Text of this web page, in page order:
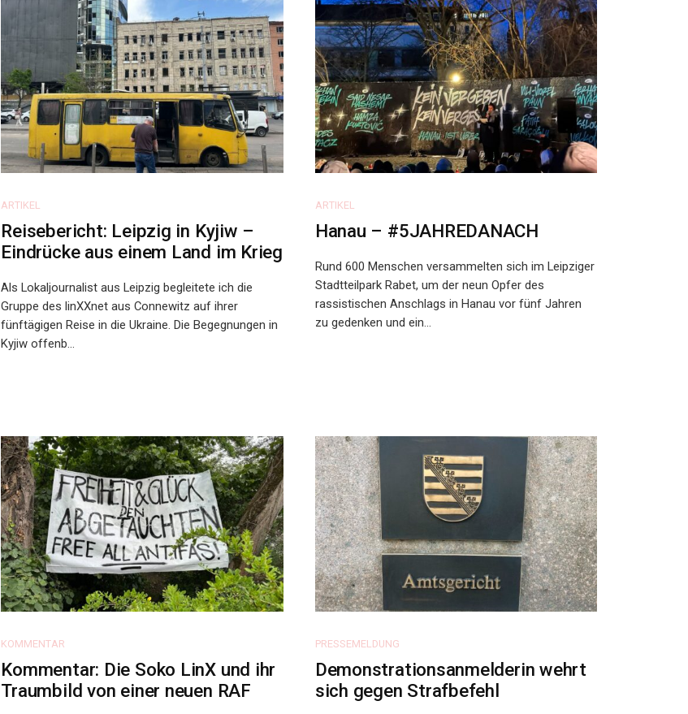
ARTIKEL
Reisebericht: Leipzig in Kyjiw –
Eindrücke aus einem Land im Krieg
Als Lokaljournalist aus Leipzig begleitete ich die
Gruppe des linXXnet aus Connewitz auf ihrer
fünftägigen Reise in die Ukraine. Die Begegnungen in
Kyjiw offenb...
ARTIKEL
Hanau – #5JAHREDANACH
Rund 600 Menschen versammelten sich im Leipziger
Stadtteilpark Rabet, um der neun Opfer des
rassistischen Anschlags in Hanau vor fünf Jahren
zu gedenken und ein...
KOMMENTAR
Kommentar: Die Soko LinX und ihr
Traumbild von einer neuen RAF
PRESSEMELDUNG
Demonstrationsanmelderin wehrt
sich gegen Strafbefehl